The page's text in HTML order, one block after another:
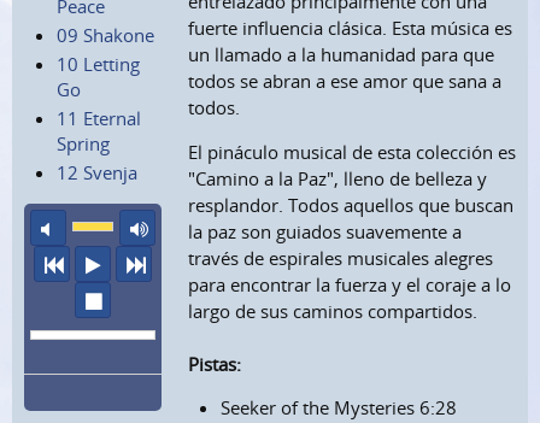
Peace
09 Shakone
10 Letting
Go
11 Eternal
Spring
12 Svenja
sonido apagadovolumen máximo
anteriorescucharsiguiente
fuerte influencia clásica. Esta música es
un llamado a la humanidad para que
todos se abran a ese amor que sana a
todos.
El pináculo musical de esta colección es
"Camino a la Paz", lleno de belleza y
resplandor. Todos aquellos que buscan
la paz son guiados suavemente a
través de espirales musicales alegres
para encontrar la fuerza y el coraje a lo
largo de sus caminos compartidos.
Pistas:
Seeker of the Mysteries 6:28